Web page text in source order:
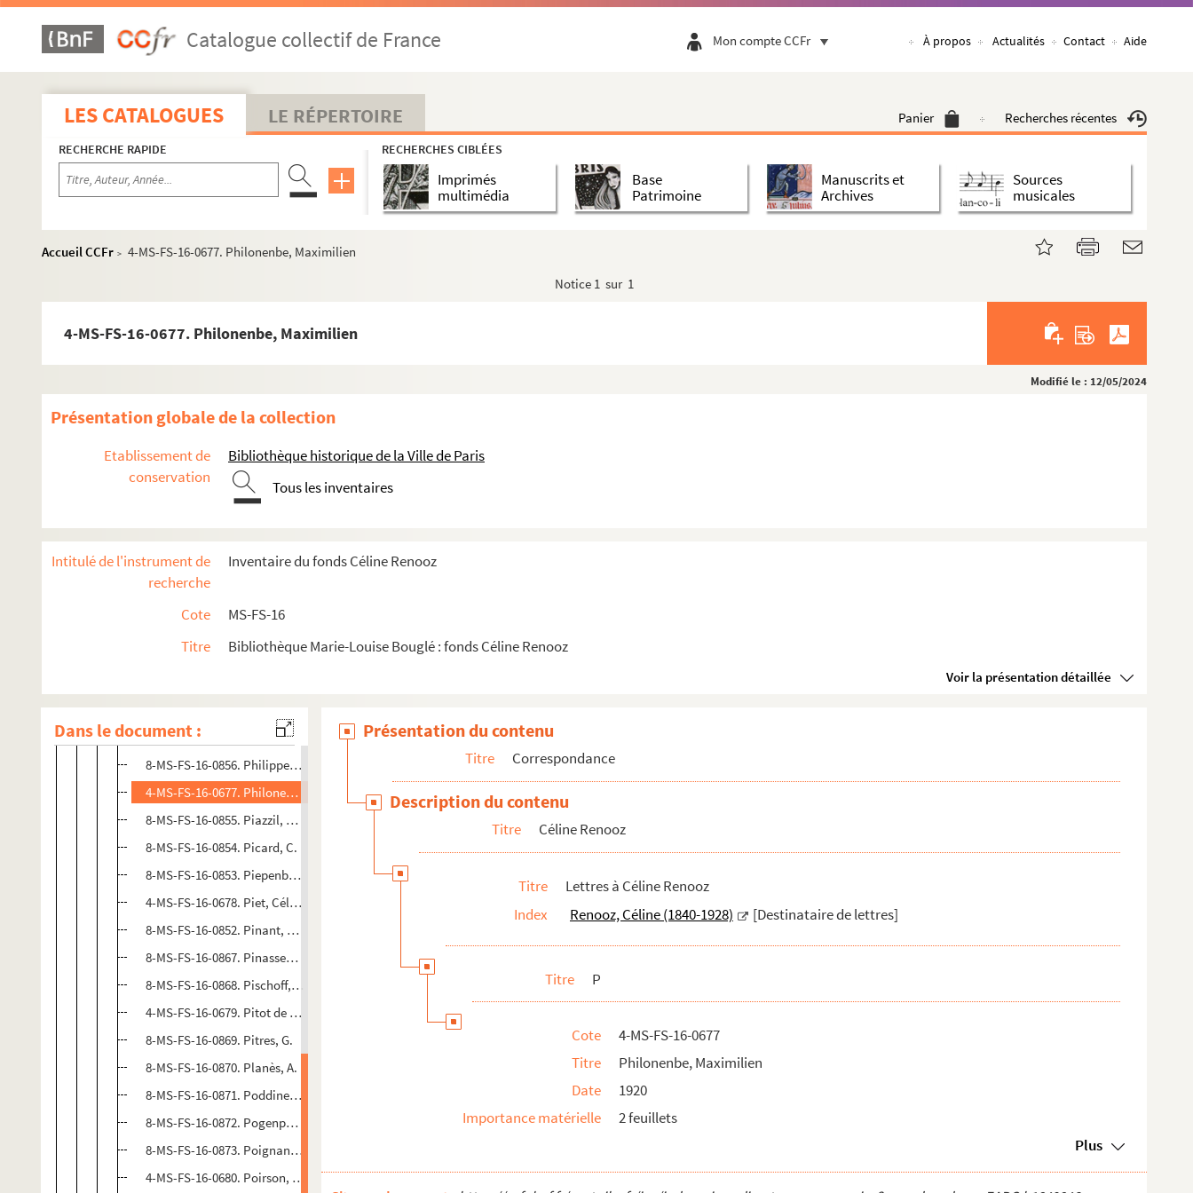
Catalogue collectif de France Mon compte CCFr À propos Actualités Contact Aide
LES CATALOGUES LE RÉPERTOIRE Panier Recherches récentes
RECHERCHE RAPIDE RECHERCHES CIBLÉES
Imprimés
multimédia
Base
Patrimoine
Manuscrits et
Archives
Sources
musicales
Accueil CCFr > 4-MS-FS-16-0677. Philonenbe, Maximilien
Notice 1 sur 1
4-MS-FS-16-0677. Philonenbe, Maximilien
Modifié le : 12/05/2024
Présentation globale de la collection
Etablissement de
conservation
Bibliothèque historique de la Ville de Paris
Tous les inventaires
Intitulé de l'instrument de
recherche
Inventaire du fonds Céline Renooz
Cote
MS-FS-16
Titre
Bibliothèque Marie-Louise Bouglé : fonds Céline Renooz
Voir la présentation détaillée
Dans le document :
8-MS-FS-16-1359. Palacio, Manuel del
8-MS-FS-16-0845. Palansi, R.
4-MS-FS-16-0670. Parent, Marie
8-MS-FS-16-0385. Parren, Callirhoê
4-MS-FS-16-0671. Paris, N.
8-MS-FS-16-0846. Pascal, Théophile
8-MS-FS-16-0850. Pelletan, Jules
8-MS-FS-16-0893. Pennetier, Léontine
8-MS-FS-16-0863. Perret, Estelle
8-MS-FS-16-0864. Perrier, Edmond
8-MS-FS-16-0862. Perronnet, Amélie
4-MS-FS-16-0675. Perrot, Irma
8-MS-FS-16-0860. Pettit, Auguste
4-MS-FS-16-0676. Pfinder, Edmond
8-MS-FS-16-0857. Philibert, Cécile
8-MS-FS-16-0856. Philippe, Madame
4-MS-FS-16-0677. Philonenbe, Maximilien
8-MS-FS-16-0855. Piazzil, Carlo
8-MS-FS-16-0854. Picard, C.
8-MS-FS-16-0853. Piepenbring, Charles
4-MS-FS-16-0678. Piet, Célestin Albert
8-MS-FS-16-0852. Pinant, Robert
8-MS-FS-16-0867. Pinasseau, Jean
8-MS-FS-16-0868. Pischoff, Sophie de
4-MS-FS-16-0679. Pitot de Winter, G.
8-MS-FS-16-0869. Pitres, G.
8-MS-FS-16-0870. Planès, A.
8-MS-FS-16-0871. Poddine, Jean
8-MS-FS-16-0872. Pogenpoil, Monsieur
8-MS-FS-16-0873. Poignand, G.
4-MS-FS-16-0680. Poirson, Monsieur
Présentation du contenu
Titre Correspondance
Description du contenu
Titre Céline Renooz
Titre
Lettres à Céline Renooz
Index
Renooz, Céline (1840-1928) [Destinataire de lettres]
Titre P
Cote
4-MS-FS-16-0677
Titre
Philonenbe, Maximilien
Date
1920
Importance matérielle
2 feuillets
Plus